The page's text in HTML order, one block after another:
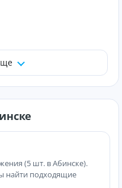
(5 шт. в Абинске).
найти подходящие